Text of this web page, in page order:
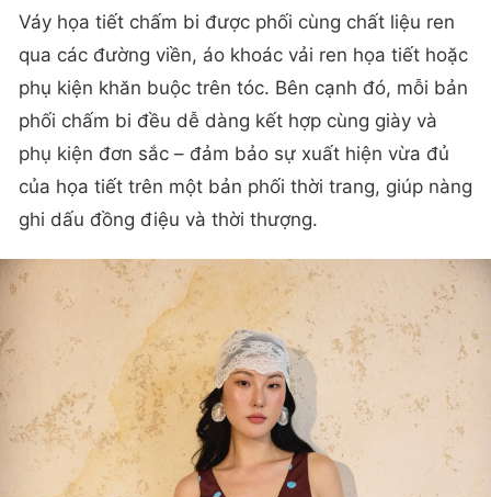
Váy họa tiết chấm bi được phối cùng chất liệu ren
qua các đường viền, áo khoác vải ren họa tiết hoặc
phụ kiện khăn buộc trên tóc. Bên cạnh đó, mỗi bản
phối chấm bi đều dễ dàng kết hợp cùng giày và
phụ kiện đơn sắc – đảm bảo sự xuất hiện vừa đủ
của họa tiết trên một bản phối thời trang, giúp nàng
ghi dấu đồng điệu và thời thượng.